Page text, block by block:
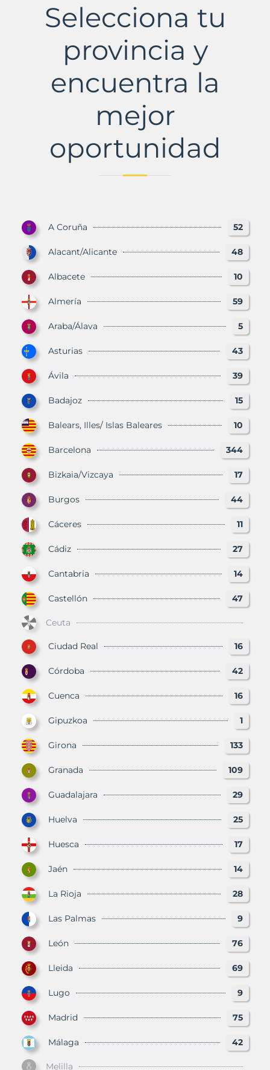
MurbalandsSelecciona tu
provincia y
encuentra la
mejor
oportunidad
A Coruña 52
Alacant/Alicante 48
Albacete 10
Almería 59
Araba/Álava 5
Asturias 43
Ávila 39
Badajoz 15
Balears, Illes/ Islas Baleares 10
Barcelona 344
Bizkaia/Vizcaya 17
Burgos 44
Cáceres 11
Cádiz 27
Cantabria 14
Castellón 47
Ceuta
Ciudad Real 16
Córdoba 42
Cuenca 16
Gipuzkoa 1
Girona 133
Granada 109
Guadalajara 29
Huelva 25
Huesca 17
Jaén 14
La Rioja 28
Las Palmas 9
León 76
Lleida 69
Lugo 9
Madrid 75
Málaga 42
Melilla